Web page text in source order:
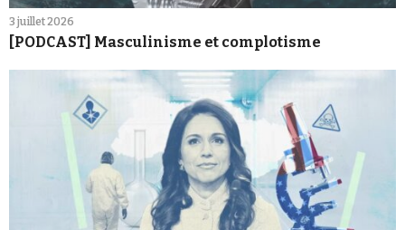
3 juillet 2026
[PODCAST] Masculinisme et complotisme